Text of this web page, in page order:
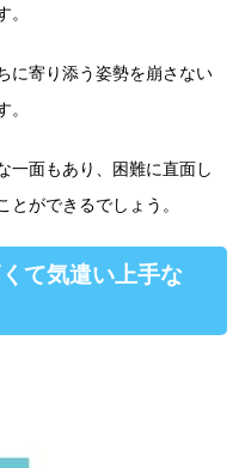
に寄り添う姿勢を崩さない
一面もあり、困難に直面し
ができるでしょう。
て気遣い上手な